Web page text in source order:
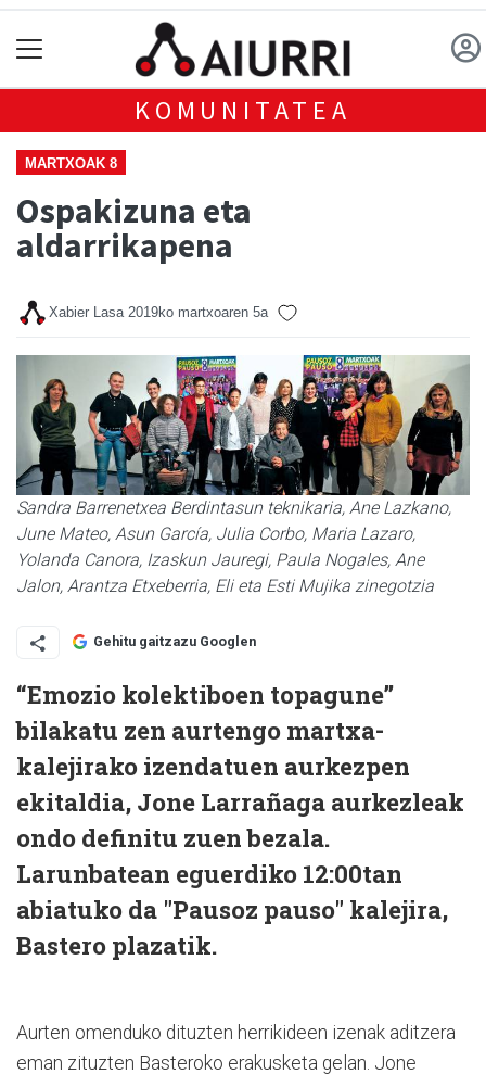
KOMUNITATEA
MARTXOAK 8
Ospakizuna eta
aldarrikapena
Xabier Lasa 2019ko martxoaren 5a
Sandra Barrenetxea Berdintasun teknikaria, Ane Lazkano,
June Mateo, Asun García, Julia Corbo, Maria Lazaro,
Yolanda Canora, Izaskun Jauregi, Paula Nogales, Ane
Jalon, Arantza Etxeberria, Eli eta Esti Mujika zinegotzia
Gehitu gaitzazu Googlen
“Emozio kolektiboen topagune”
bilakatu zen aurtengo martxa-
kalejirako izendatuen aurkezpen
ekitaldia, Jone Larrañaga aurkezleak
ondo definitu zuen bezala.
Larunbatean eguerdiko 12:00tan
abiatuko da "Pausoz pauso" kalejira,
Bastero plazatik.
Aurten omenduko dituzten herrikideen izenak aditzera
eman zituzten Basteroko erakusketa gelan. Jone